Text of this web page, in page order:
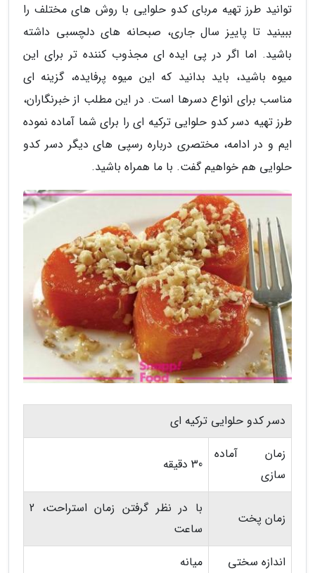
توانید طرز تهیه مربای کدو حلوایی با روش های مختلف را
ببینید تا پاییز سال جاری، صبحانه های دلچسبی داشته
باشید. اما اگر در پی ایده ای مجذوب کننده تر برای این
میوه باشید، باید بدانید که این میوه پرفایده، گزینه ای
مناسب برای انواع دسرها است. در این مطلب از خبرنگاران،
طرز تهیه دسر کدو حلوایی ترکیه ای را برای شما آماده نموده
ایم و در ادامه، مختصری درباره رسپی های دیگر دسر کدو
حلوایی هم خواهیم گفت. با ما همراه باشید.
دسر کدو حلوایی ترکیه ای
زمان آماده
سازی
30 دقیقه
زمان پخت
با در نظر گرفتن زمان استراحت، 2
ساعت
اندازه سختی
میانه